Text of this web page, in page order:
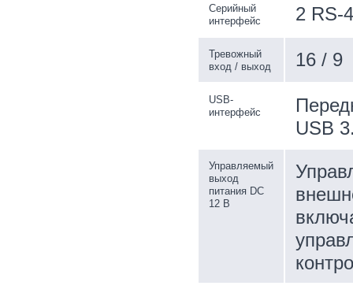
Серийный
интерфейс
2 RS-
Тревожный
вход / выход
16 / 9
USB-
интерфейс
USB
Управляемый
выход
питания DC
12 В